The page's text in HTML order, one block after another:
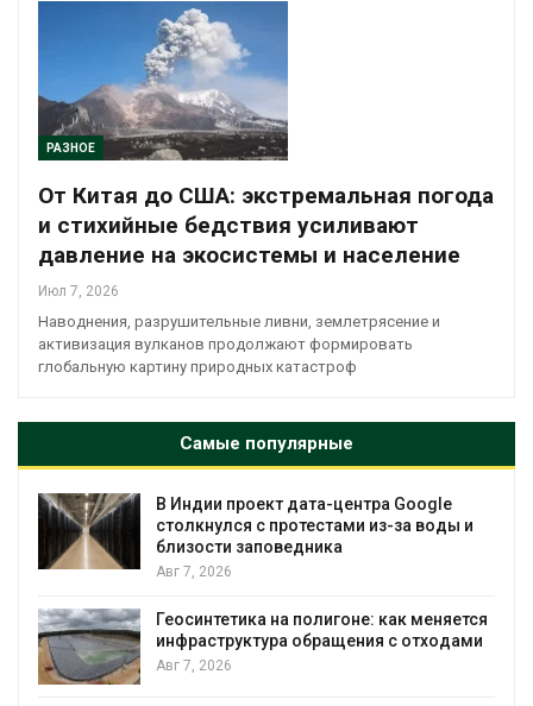
РАЗНОЕ
От Китая до США: экстремальная погода
и стихийные бедствия усиливают
давление на экосистемы и население
Июл 7, 2026
Наводнения, разрушительные ливни, землетрясение и
активизация вулканов продолжают формировать
глобальную картину природных катастроф
Самые популярные
Дождевая вода с крыш может помочь
городам переживать жару
Авг 7, 2026
строительство мусорных объектов и
уборку контейнерных площадок
Авг 7, 2026